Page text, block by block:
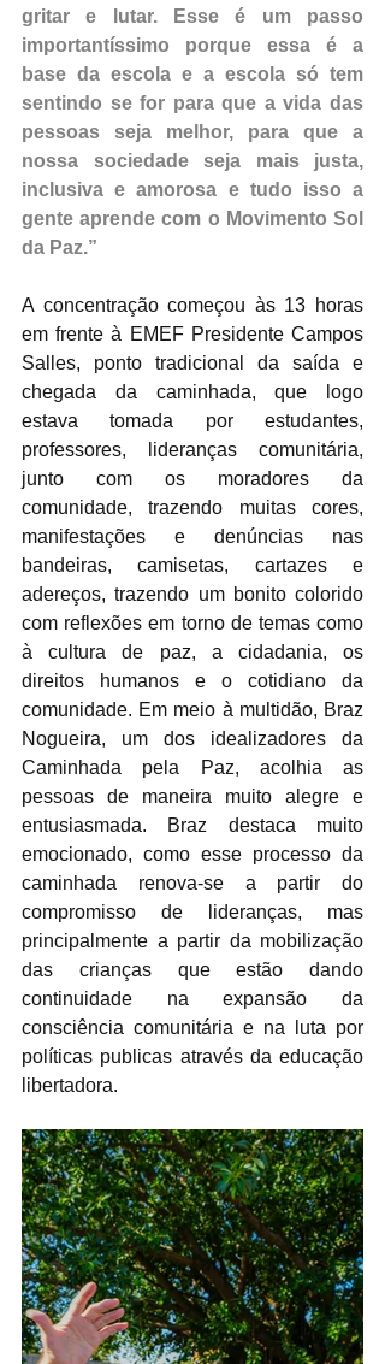
gritar e lutar. Esse é um passo
importantíssimo porque essa é a
base da escola e a escola só tem
sentindo se for para que a vida das
pessoas seja melhor, para que a
nossa sociedade seja mais justa,
inclusiva e amorosa e tudo isso a
gente aprende com o Movimento Sol
da Paz.”
A concentração começou às 13 horas
em frente à EMEF Presidente Campos
Salles, ponto tradicional da saída e
chegada da caminhada, que logo
estava tomada por estudantes,
professores, lideranças comunitária,
junto com os moradores da
comunidade, trazendo muitas cores,
manifestações e denúncias nas
bandeiras, camisetas, cartazes e
adereços, trazendo um bonito colorido
com reflexões em torno de temas como
à cultura de paz, a cidadania, os
direitos humanos e o cotidiano da
comunidade. Em meio à multidão, Braz
Nogueira, um dos idealizadores da
Caminhada pela Paz, acolhia as
pessoas de maneira muito alegre e
entusiasmada. Braz destaca muito
emocionado, como esse processo da
caminhada renova-se a partir do
compromisso de lideranças, mas
principalmente a partir da mobilização
das crianças que estão dando
continuidade na expansão da
consciência comunitária e na luta por
políticas publicas através da educação
libertadora.